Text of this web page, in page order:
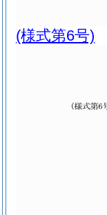
(様式第6号)